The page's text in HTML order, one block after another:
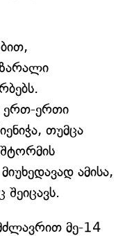
ერთ-ერთი
თუმცა
ამისა,
მე-14